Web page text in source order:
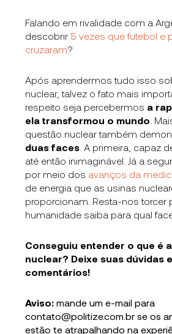
Falando em rivalidade com a
descobrir 5 vezes que futebol e
cruzaram?
Após aprendermos tudo isso
nuclear, talvez o fato mais
respeito seja percebermos a
ela transformou o mundo .
questão nuclear também
duas faces . A primeira, capaz
até então inimaginável. Já a
por meio dos avanços da
de energia que as usinas
proporcionam. Resta-nos torcer
humanidade saiba para qual
Conseguiu entender o que é
nuclear? Deixe suas dúvidas
comentários!
Aviso: mande um e-mail para
contato@politize.com.br se os
estão te atrapalhando na